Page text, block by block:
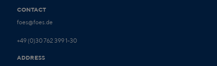
CONTACT
foes@foes.de
+49 (0)30 762 399 1-30
ADDRESS